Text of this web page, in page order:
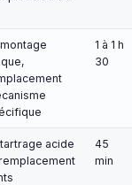
1 à 1 h
30
acide
45
min